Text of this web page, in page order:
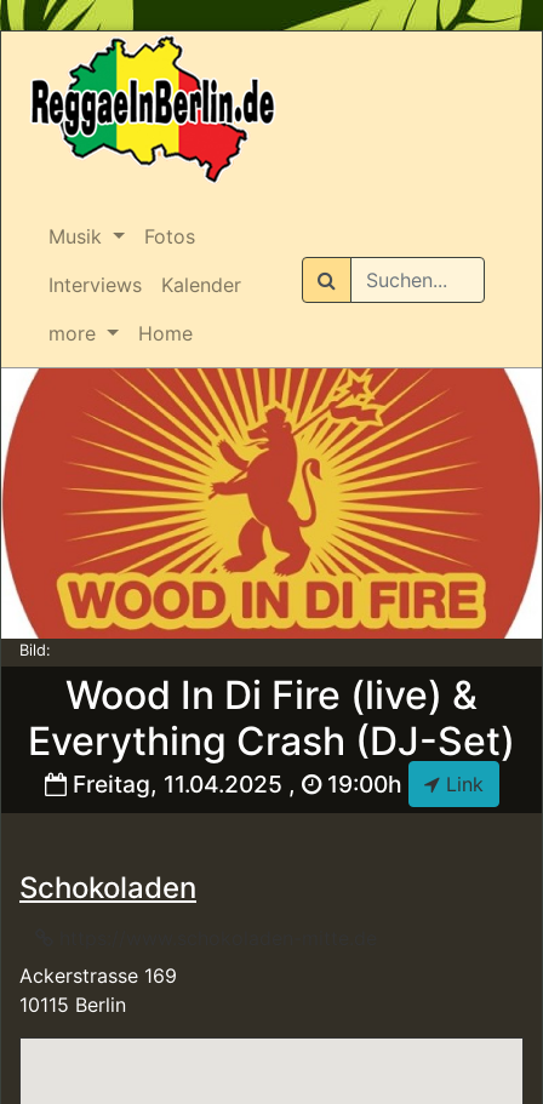
Musik
Fotos
Interviews
Kalender
more
Home
Suchen
Wood In Di Fire (live) &
Everything Crash (DJ-Set)
Freitag, 11.04.2025 , 19:00h Link
Bild:
Schokoladen
Ackerstrasse 169
10115 Berlin